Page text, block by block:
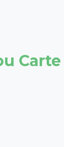
Carte